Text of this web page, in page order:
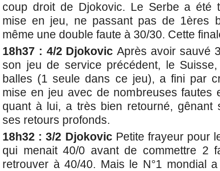
coup droit de Djokovic. Le Serbe a été
mise en jeu, ne passant pas de 1ères
même une double faute à 30/30. Cette
18h37 : 4/2 DjokovicAprès avoir sauvé
son jeu de service précédent, le
balles (1 seule dans ce jeu), a fini par
mise en jeu avec de nombreuses fautes
quant à lui, a très bien retourné, gênant
ses retours profonds.
18h32 : 3/2 Djokovic Petite frayeur pour
qui menait 40/0 avant de commettre 2
retrouver à 40/40. Mais le N°1 mondial